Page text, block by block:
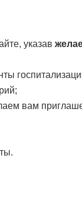
указав
вам